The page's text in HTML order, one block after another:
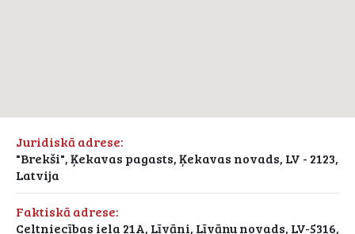
Juridiskā adrese:
"Brekši", Ķekavas pagasts, Ķekavas novads, LV - 2123,
Latvija
Faktiskā adrese:
Celtniecības iela 21A, Līvāni, Līvānu novads, LV-5316,